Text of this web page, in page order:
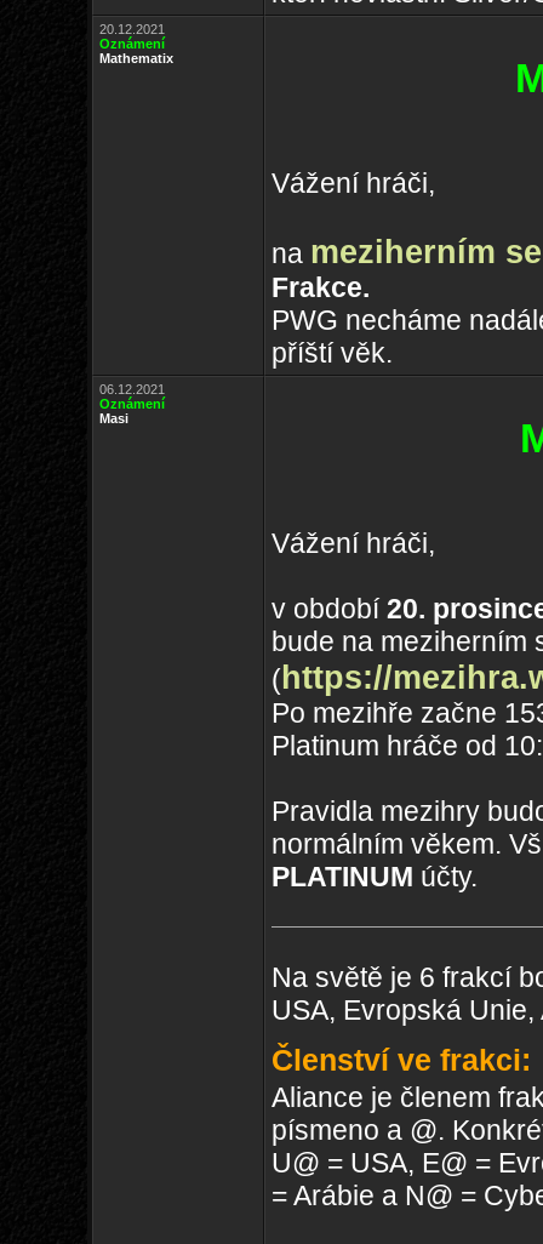
20.12.2021
Oznámení
Mathematix
Vážení hráči,
na meziherním
Frakce.
PWG necháme
příští věk.
06.12.2021
Oznámení
Masi
Vážení hráči,
v období 20.
bude na meziherním
(https://
Po mezihře začne
Platinum hráče od
Pravidla mezihry
normálním věkem.
PLATINUM účty.
Na světě je 6 frakcí
USA, Evropská
Členství ve frakci:
Aliance je členem
písmeno a @.
U@ = USA, E@ =
= Arábie a N@ =